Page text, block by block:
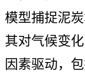
模型捕捉泥
其对气候变
因素驱动，